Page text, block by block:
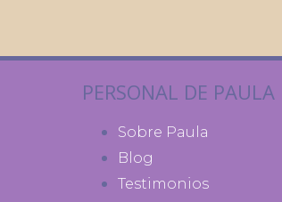
PERSONAL DE PAULA
Sobre Paula
Blog
Testimonios